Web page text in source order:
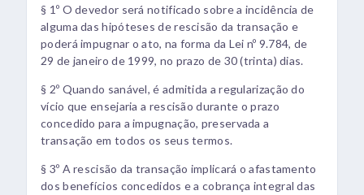
§ 1º O devedor será notificado sobre a incidência de
alguma das hipóteses de rescisão da transação e
poderá impugnar o ato, na forma da Lei nº 9.784, de
29 de janeiro de 1999, no prazo de 30 (trinta) dias.
§ 2º Quando sanável, é admitida a regularização do
vício que ensejaria a rescisão durante o prazo
concedido para a impugnação, preservada a
transação em todos os seus termos.
§ 3º A rescisão da transação implicará o afastamento
dos benefícios concedidos e a cobrança integral das